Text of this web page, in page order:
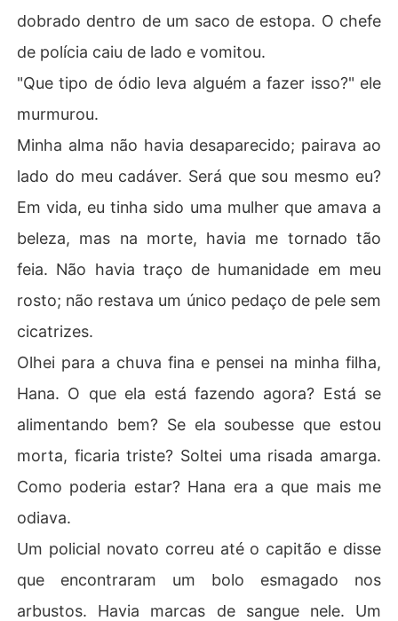
dobrado dentro de um saco de estopa. O chefe
de polícia caiu de lado e vomitou.
"Que tipo de ódio leva alguém a fazer isso?" ele
murmurou.
Minha alma não havia desaparecido; pairava ao
lado do meu cadáver. Será que sou mesmo eu?
Em vida, eu tinha sido uma mulher que amava a
beleza, mas na morte, havia me tornado tão
feia. Não havia traço de humanidade em meu
rosto; não restava um único pedaço de pele sem
cicatrizes.
Olhei para a chuva fina e pensei na minha filha,
Hana. O que ela está fazendo agora? Está se
alimentando bem? Se ela soubesse que estou
morta, ficaria triste? Soltei uma risada amarga.
Como poderia estar? Hana era a que mais me
odiava.
Um policial novato correu até o capitão e disse
que encontraram um bolo esmagado nos
arbustos. Havia marcas de sangue nele. Um